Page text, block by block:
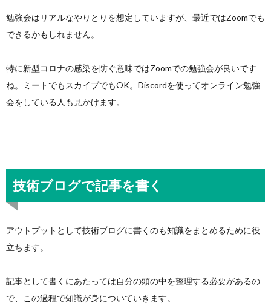
勉強会はリアルなやりとりを想定していますが、最近ではZoomでも
できるかもしれません。
特に新型コロナの感染を防ぐ意味ではZoomでの勉強会が良いです
ね。ミートでもスカイプでもOK。Discordを使ってオンライン勉強
会をしている人も見かけます。
技術ブログで記事を書く
アウトプットとして技術ブログに書くのも知識をまとめるために役
立ちます。
記事として書くにあたっては自分の頭の中を整理する必要があるの
で、この過程で知識が身についていきます。